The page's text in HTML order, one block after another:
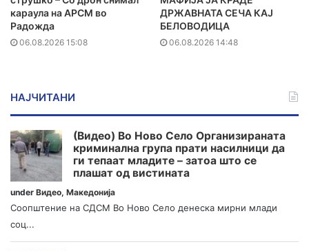
караула на АРСМ во
Радожда
06.08.2026 15:08
ДРЖАВНАТА СЕЧА КАЈ
БЕЛОВОДИЦА
06.08.2026 14:48
НАЈЧИТАНИ
(Видео) Во Ново Село Организираната
криминална група прати насилници да
ги тепаат младите – затоа што се
плашат од вистината
under Видео, Македонија
Соопштение на СДСМ Во Ново Село денеска мирни млади
соц...